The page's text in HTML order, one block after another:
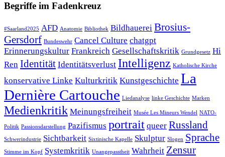
Begriffe im Fadenkreuz
#Saarland2025 AFD Anatomie Bibliothek Bildhauerei Brosius-
Gersdorf Bundeswehr Cancel Culture chatgpt
Erinnerungskultur Frankreich Gesellschaftskritik Grundgesetz Hi
Ren Identität Identitätsverlust Intelligenz Katholische Kirche
konservative Linke Kulturkritik Kunstgeschichte La
Dernière Cartouche Liedanalyse linke Geschichte Marken
Medienkritik Meinungsfreiheit Musée Les Mineurs Wendel NATO-
Politik Passionsdarstellung Pazifismus portrait queer Russland
Schwerindustrie Sichtbarkeit Sixtinische Kapelle Skulptur Slogen Sprache
Stimme im Kopf Systemkritik Unangepasstheit Wahrheit Zensur